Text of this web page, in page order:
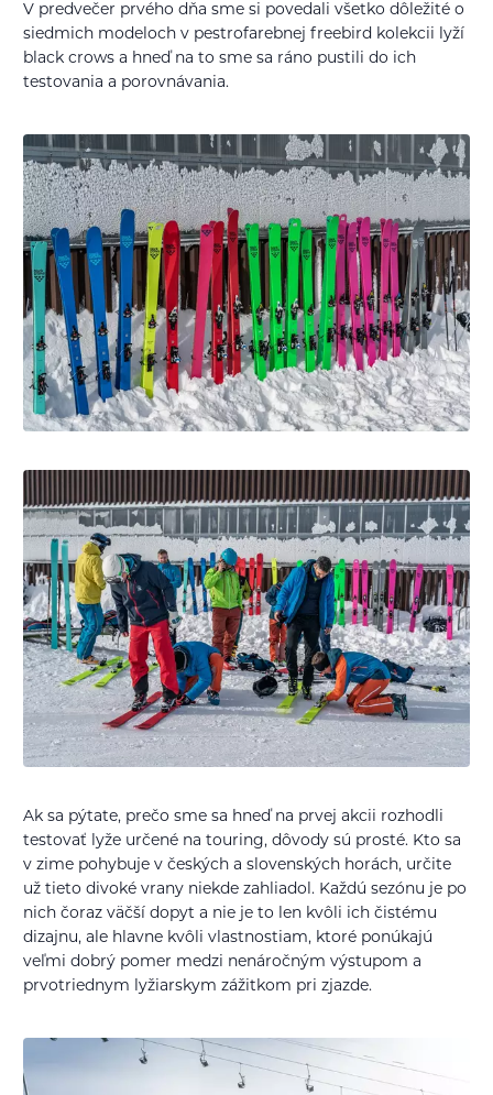
V predvečer prvého dňa sme si povedali všetko dôležité o
siedmich modeloch v pestrofarebnej freebird kolekcii lyží
black crows a hneď na to sme sa ráno pustili do ich
testovania a porovnávania.
Ak sa pýtate, prečo sme sa hneď na prvej akcii rozhodli
testovať lyže určené na touring, dôvody sú prosté. Kto sa
v zime pohybuje v českých a slovenských horách, určite
už tieto divoké vrany niekde zahliadol. Každú sezónu je po
nich čoraz väčší dopyt a nie je to len kvôli ich čistému
dizajnu, ale hlavne kvôli vlastnostiam, ktoré ponúkajú
veľmi dobrý pomer medzi nenáročným výstupom a
prvotriednym lyžiarskym zážitkom pri zjazde.